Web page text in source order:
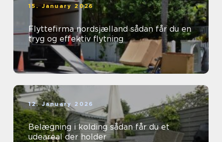
15. January 2026
Flyttefirma nordsjælland sådan får du en
tryg og effektiv flytning
12. January 2026
Belægning i kolding sådan får du et
udeareal der holder